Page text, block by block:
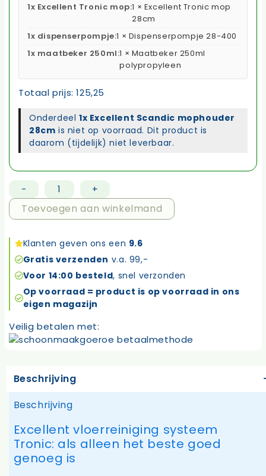
1x Excellent Tronic mop:1 × Excellent Tronic mop
28cm
1x dispenserpompje:1 × Dispenserpompje 28-400
1x maatbeker 250ml:1 × Maatbeker 250ml
polypropyleen
Totaal prijs:125,25
Onderdeel 1x Excellent Scandic mophouder
28cm is niet op voorraad. Dit product is
daarom (tijdelijk) niet leverbaar.
-
vloerreiniging
systeem
aantal
+
Toevoegen aan winkelmand
Klanten geven ons een 9.6
Gratis verzenden v.a. 99,-
Voor 14:00 besteld, snel verzonden
Op voorraad = product is op voorraad in ons
eigen magazijn
Veilig betalen met:
Beschrijving
Beschrijving
Excellent vloerreiniging systeem
Tronic: als alleen het beste goed
genoeg is